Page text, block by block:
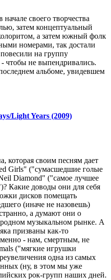
своего творчества
затем концептуальный
а затем южный фолк
номерами, так достали
на группу
не выпендривались.
альбоме, увидевшем
Light Years (2009)
которая своим песням дает
Girls" ("сумасшедшие голые
Diamond" ("самое лучшее
Какие доводы они для себя
дисков помещать
(иначе не назовешь)
а думают они о
музыкальном рынке. А
призваны как-то
- нам, смертным, не
("мягкие игрушки
одна из самых
(ну, в этом мы уже
рок-групп наших дней.